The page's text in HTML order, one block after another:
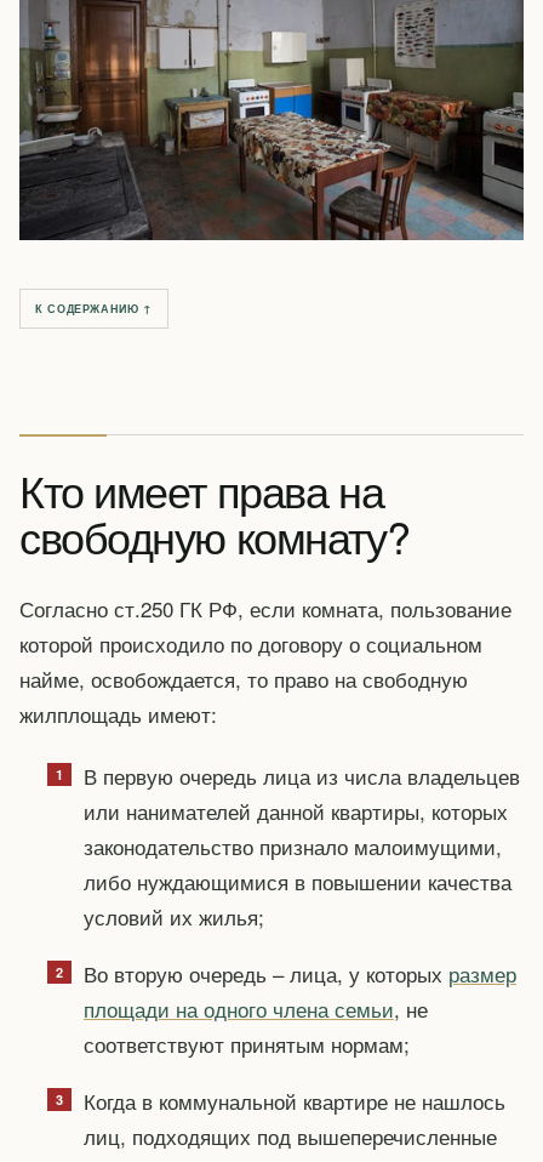
К СОДЕРЖАНИЮ ↑
Кто имеет права на
свободную комнату?
Согласно ст.250 ГК РФ, если комната, пользование
которой происходило по договору о социальном
найме, освобождается, то право на свободную
жилплощадь имеют:
В первую очередь лица из числа владельцев
или нанимателей данной квартиры, которых
законодательство признало малоимущими,
либо нуждающимися в повышении качества
условий их жилья;
Во вторую очередь – лица, у которых размер
площади на одного члена семьи, не
соответствуют принятым нормам;
Когда в коммунальной квартире не нашлось
лиц, подходящих под вышеперечисленные